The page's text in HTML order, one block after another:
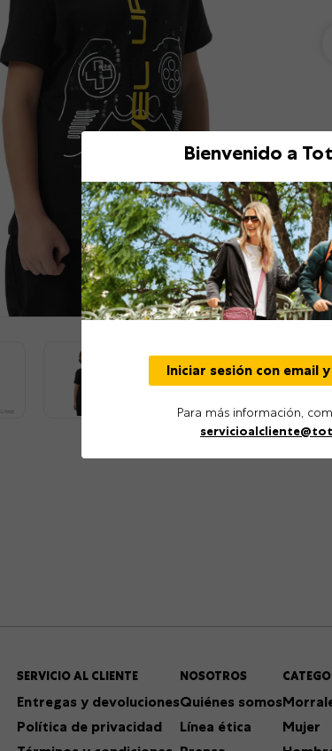
SERVICIO AL CLIENTE
Entregas y devoluciones
Política de privacidad
NOSOTROS
Quiénes somos
Línea ética
Mujer
Bienvenido a
Iniciar sesión con email
Para más información,